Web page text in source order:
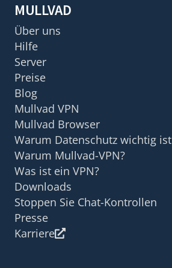
MULLVAD
Über uns
Hilfe
Server
Preise
Blog
Mullvad VPN
Mullvad Browser
Warum Datenschutz wichtig ist
Warum Mullvad-VPN?
Was ist ein VPN?
Downloads
Stoppen Sie Chat-Kontrollen
Presse
Karriere